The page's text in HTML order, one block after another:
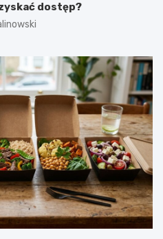
dostęp?